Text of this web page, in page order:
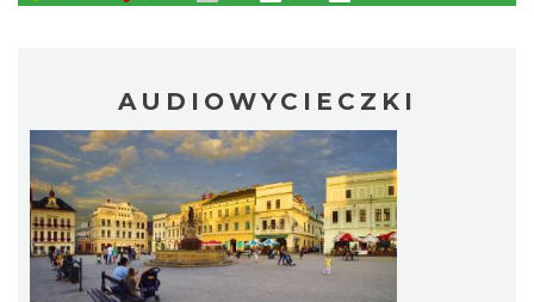
AUDIOWYCIECZKI